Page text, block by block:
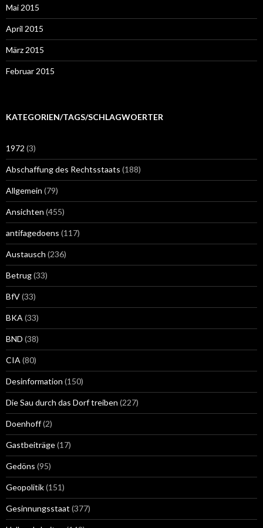
Mai 2015
April 2015
März 2015
Februar 2015
KATEGORIEN/TAGS/SCHLAGWOERTER
1972 (3)
Abschaffung des Rechtsstaats (188)
Allgemein (79)
Ansichten (455)
antifagedoens (117)
Austausch (236)
Betrug(33)
BfV(33)
BKA (33)
BND (38)
CIA (80)
Desinformation (150)
Die Sau durch das Dorf treiben (227)
Doenhoff(2)
Gastbeiträge(17)
Gedöns (95)
Geopolitik(151)
Gesinnungsstaat (377)